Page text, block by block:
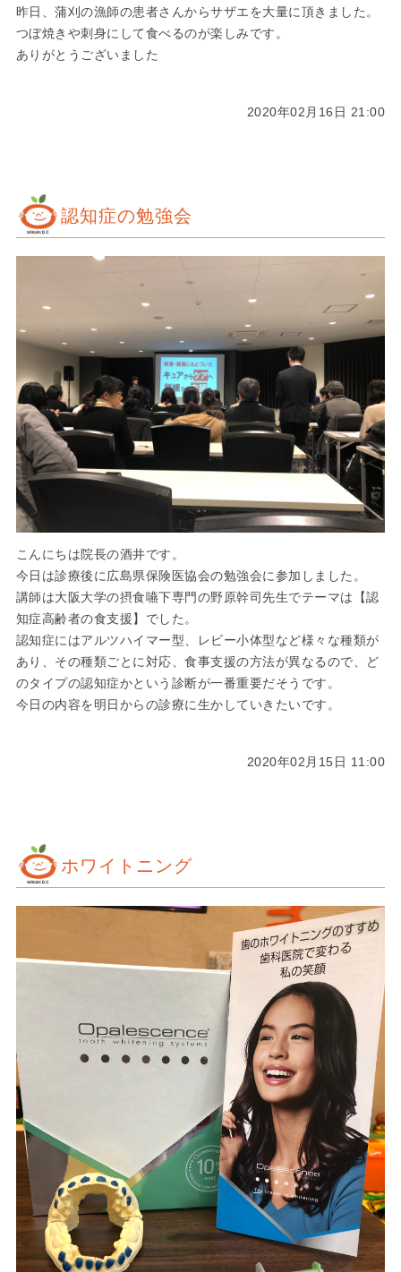
昨日、蒲刈の漁師の患者さんからサザエを大量に頂きました。
つぼ焼きや刺身にして食べるのが楽しみです。
ありがとうございました
2020年02月16日 21:00
認知症の勉強会
こんにちは院長の酒井です。
今日は診療後に広島県保険医協会の勉強会に参加しました。
講師は大阪大学の摂食嚥下専門の野原幹司先生でテーマは【認
知症高齢者の食支援】でした。
認知症にはアルツハイマー型、レビー小体型など様々な種類が
あり、その種類ごとに対応、食事支援の方法が異なるので、ど
のタイプの認知症かという診断が一番重要だそうです。
今日の内容を明日からの診療に生かしていきたいです。
2020年02月15日 11:00
ホワイトニング